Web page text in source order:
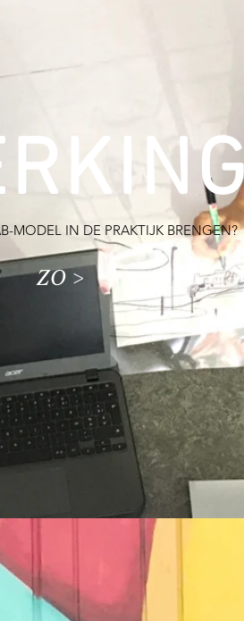
MODEL IN DE PRAKTIJK BRENGEN?
ZO >